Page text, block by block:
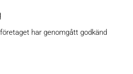
har genomgått godkänd